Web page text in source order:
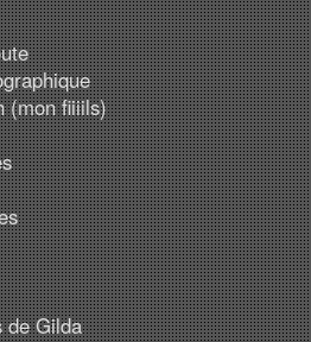
(mon fiiiils)
de Gilda